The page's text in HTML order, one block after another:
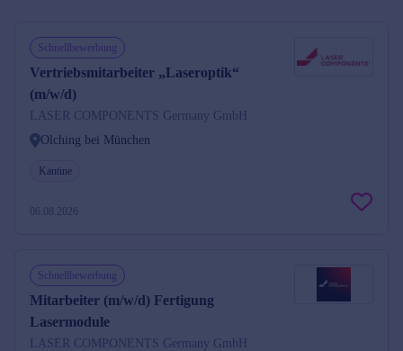
Schnellbewerbung
Vertriebsmitarbeiter „Laseroptik“
(m/w/d)
LASER COMPONENTS Germany GmbH
Olching bei München
Kantine
06.08.2026
Schnellbewerbung
Mitarbeiter (m/w/d) Fertigung
Lasermodule
LASER COMPONENTS Germany GmbH